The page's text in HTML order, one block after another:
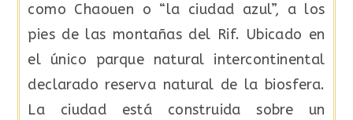
como Chaouen o “la ciudad azul”, a los
pies de las montañas del Rif. Ubicado en
el único parque natural intercontinental
declarado reserva natural de la biosfera.
La ciudad está construida sobre un